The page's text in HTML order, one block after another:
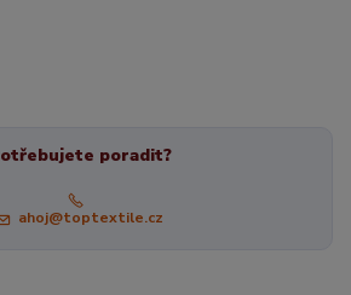
poradit?
ahoj@toptextile.cz